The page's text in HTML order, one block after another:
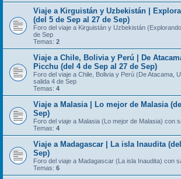
Viaje a Kirguistán y Uzbekistán |
(del 5 de Sep al 27 de Sep)
Foro del viaje a Kirguistán y Uzbekistán
de Sep
Temas: 2
Viaje a Chile, Bolivia y Perú | De
Picchu (del 4 de Sep al 27 de Sep)
Foro del viaje a Chile, Bolivia y Perú (De Atacama,
salida 4 de Sep
Temas: 4
Viaje a Malasia | Lo mejor de Malasia
Sep)
Foro del viaje a Malasia (Lo mejor de Malasia) con
Temas: 4
Viaje a Madagascar | La isla Inaudita
Sep)
Foro del viaje a Madagascar (La isla Inaudita) con
Temas: 6